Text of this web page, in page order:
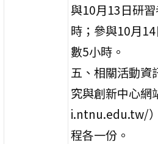
與10月13日研
時；參與10月
數5小時。
五、相關活動資
究與創新中心
i.ntnu.edu.tw/
程各一份。